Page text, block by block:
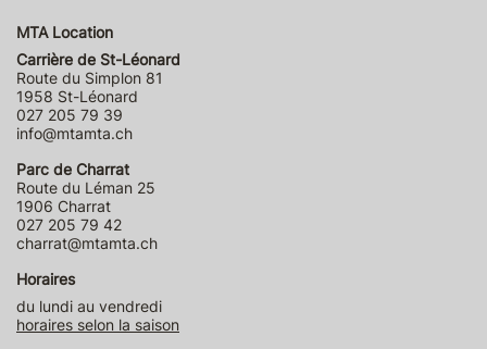
MTA Location
Carrière de St-Léonard
Route du Simplon 81
1958 St-Léonard
027 205 79 39
info@mtamta.ch
Parc de Charrat
Route du Léman 25
1906 Charrat
027 205 79 42
charrat@mtamta.ch
Horaires
du lundi au vendredi
horaires selon la saison